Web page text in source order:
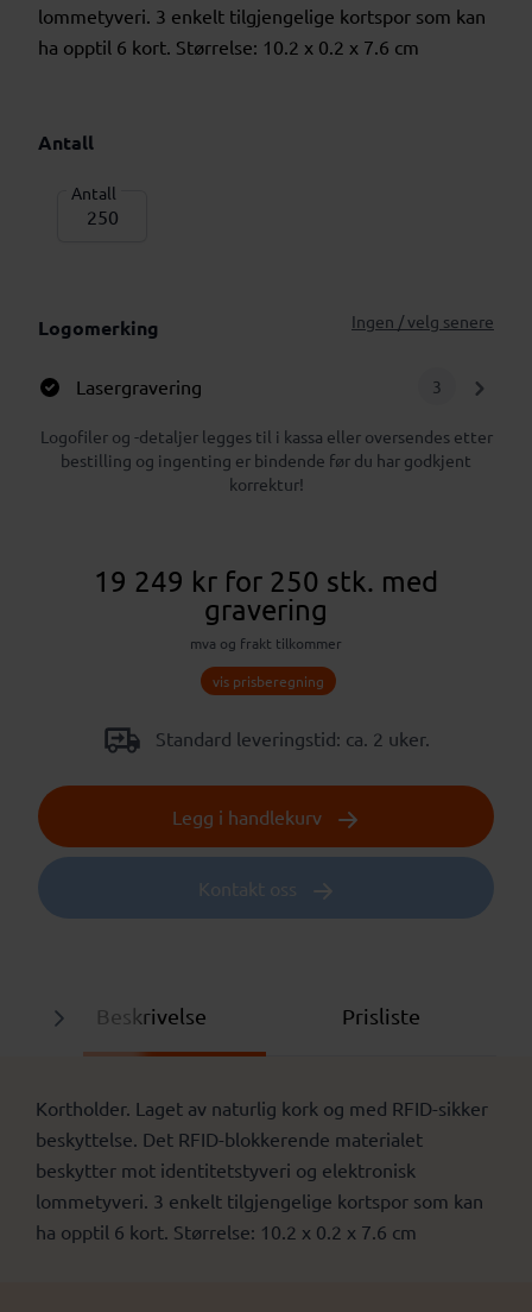
lommetyveri. 3 enkelt tilgjengelige kortspor som kan
ha opptil 6 kort. Størrelse: 10.2 x 0.2 x 7.6 cm
Antall
Antall
Logomerking Ingen / velg senere
Lasergravering 3
Logofiler og -detaljer legges til i kassa eller oversendes etter
bestilling og ingenting er bindende før du har godkjent
korrektur!
19 249 kr for 250 stk. med
gravering
mva og frakt tilkommer
vis prisberegning
Standard leveringstid: ca. 2 uker.
Legg i handlekurv
Kontakt oss
Beskrivelse Prisliste
Kortholder. Laget av naturlig kork og med RFID-sikker
beskyttelse. Det RFID-blokkerende materialet
beskytter mot identitetstyveri og elektronisk
lommetyveri. 3 enkelt tilgjengelige kortspor som kan
ha opptil 6 kort. Størrelse: 10.2 x 0.2 x 7.6 cm